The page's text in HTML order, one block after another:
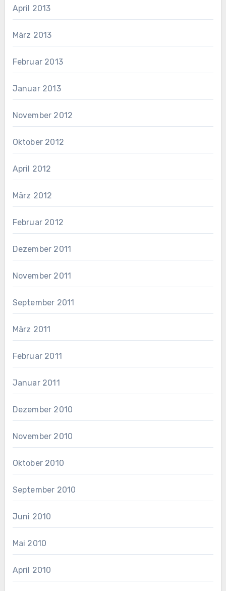
April 2013
März 2013
Februar 2013
Januar 2013
November 2012
Oktober 2012
April 2012
März 2012
Februar 2012
Dezember 2011
November 2011
September 2011
März 2011
Februar 2011
Januar 2011
Dezember 2010
November 2010
Oktober 2010
September 2010
Juni 2010
Mai 2010
April 2010